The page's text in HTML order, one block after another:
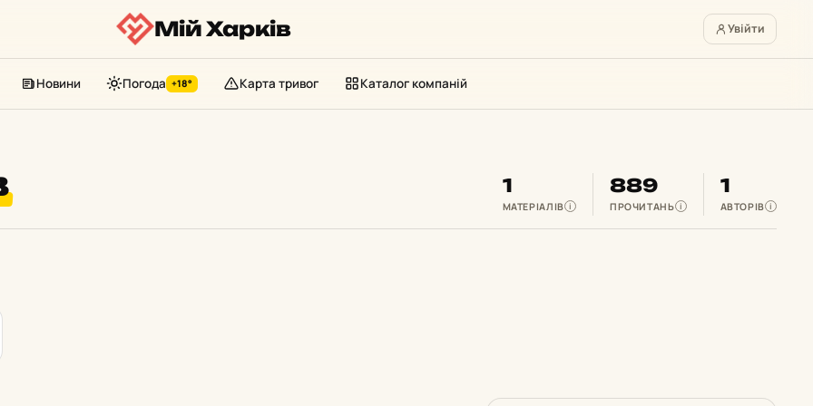
Мій Харків Увійти
Новини Погода +18° Карта тривог Каталог компаній
1
МАТЕРІАЛІВ i
889
ПРОЧИТАНЬ i
1
АВТОРІВ i